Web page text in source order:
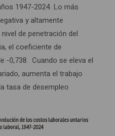
1947-2024. Lo más
y altamente
de penetración del
el coeficiente de
-0,738. Cuando se eleva el
aumenta el trabajo
tasa de desempleo